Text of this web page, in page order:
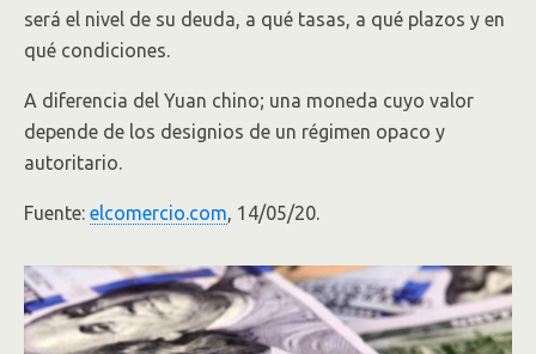
será el nivel de su deuda, a qué tasas, a qué plazos y en
qué condiciones.
A diferencia del Yuan chino; una moneda cuyo valor
depende de los designios de un régimen opaco y
autoritario.
Fuente: elcomercio.com, 14/05/20.